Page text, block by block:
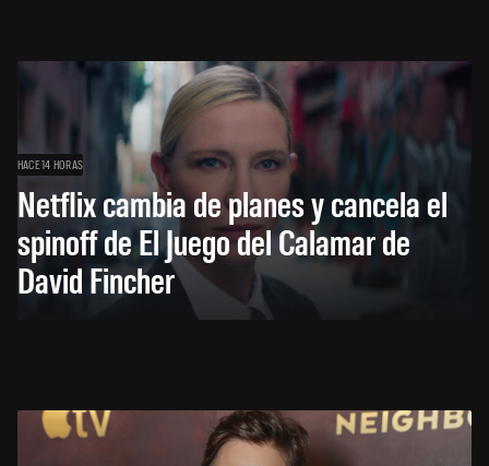
HACE 14 HORAS
Netflix cambia de planes y cancela el
spinoff de El Juego del Calamar de
David Fincher